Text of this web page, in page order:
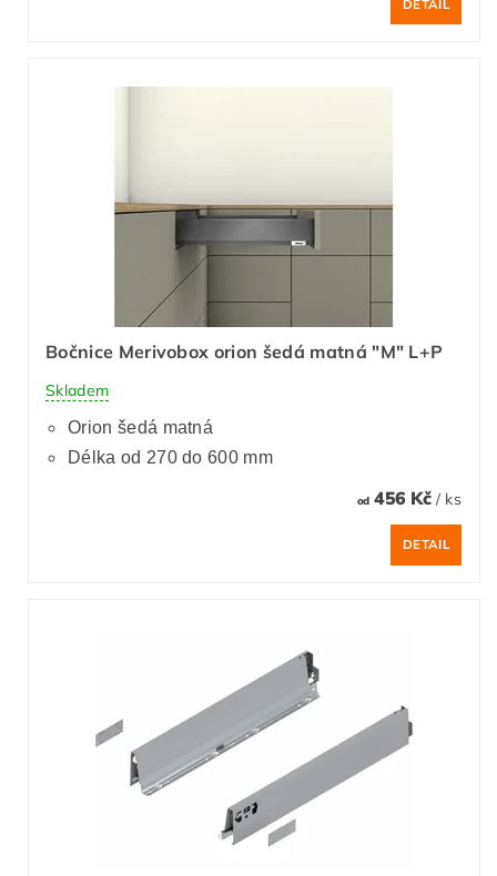
DETAIL
Bočnice Merivobox orion šedá matná "M" L+P
Skladem
Orion šedá matná
Délka od 270 do 600 mm
od456 Kč / ks
DETAIL